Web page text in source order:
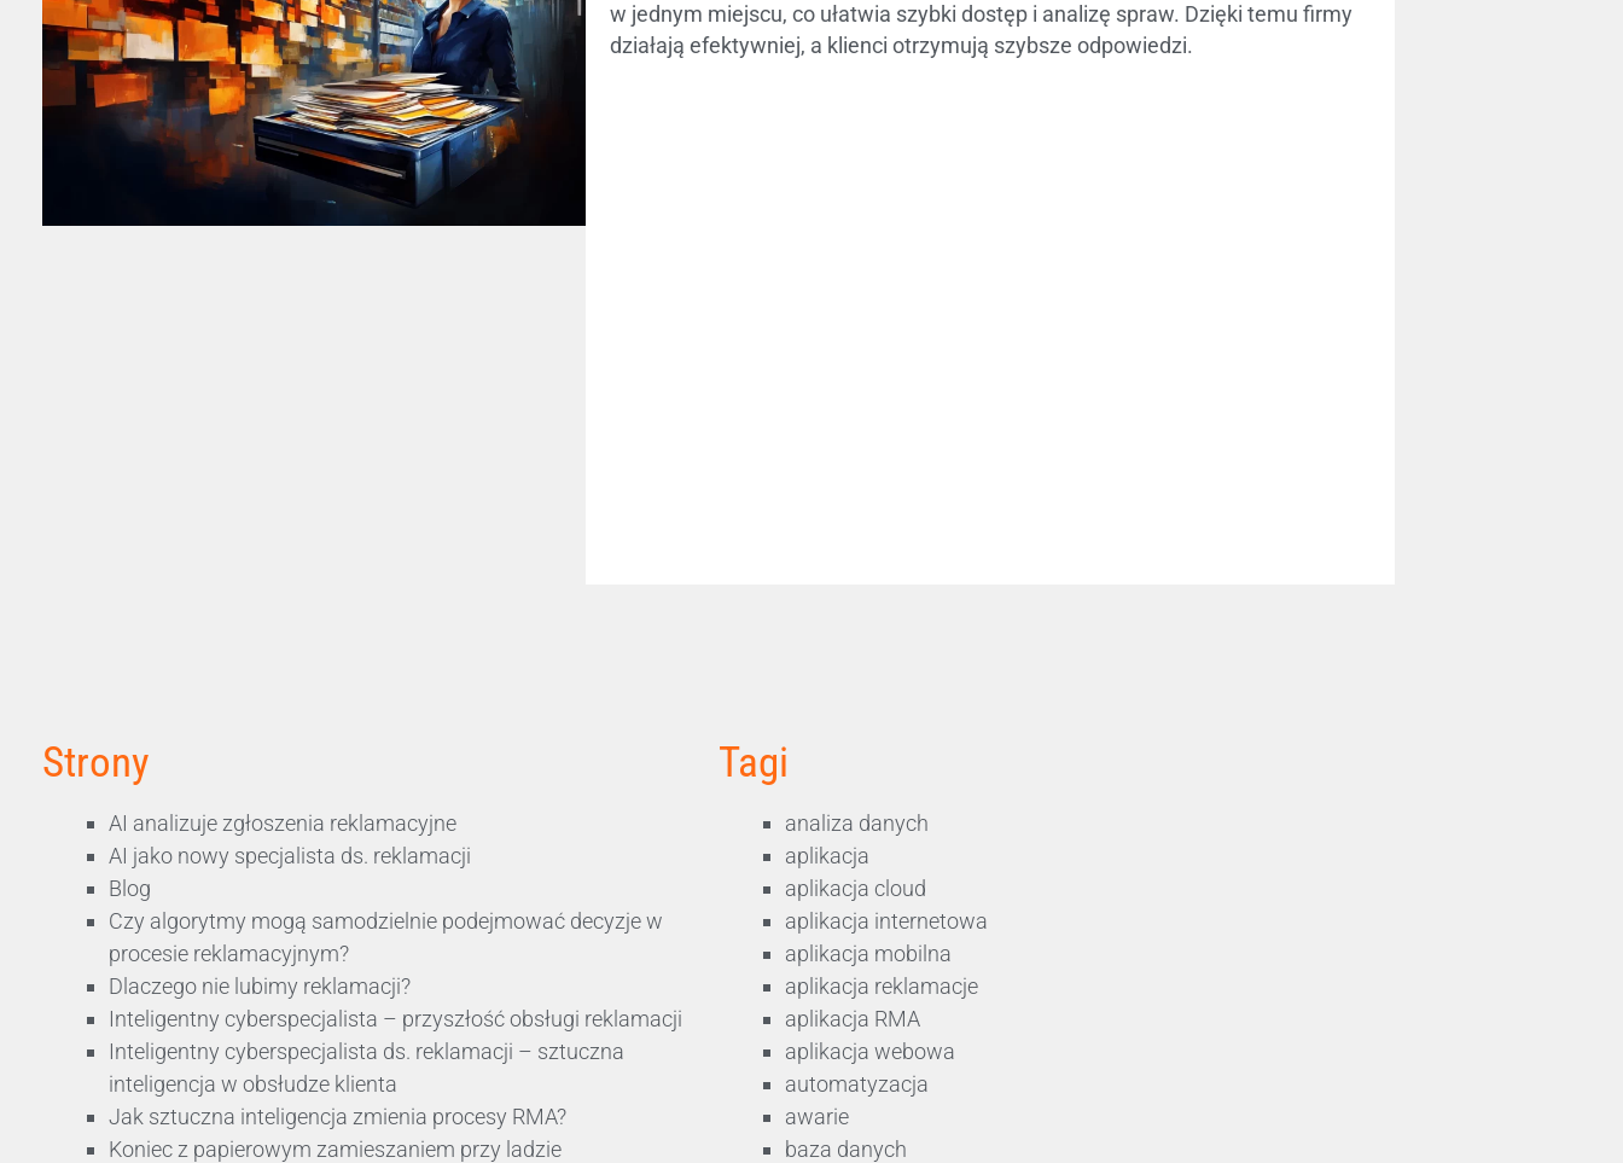
w jednym miejscu, co ułatwia szybki dostęp i analizę spraw. Dzięki temu firmy
działają efektywniej, a klienci otrzymują szybsze odpowiedzi.
Strony
AI analizuje zgłoszenia reklamacyjne
AI jako nowy specjalista ds. reklamacji
Blog
Czy algorytmy mogą samodzielnie podejmować decyzje w
procesie reklamacyjnym?
Dlaczego nie lubimy reklamacji?
Inteligentny cyberspecjalista – przyszłość obsługi reklamacji
Inteligentny cyberspecjalista ds. reklamacji – sztuczna
inteligencja w obsłudze klienta
Jak sztuczna inteligencja zmienia procesy RMA?
Koniec z papierowym zamieszaniem przy ladzie
Tagi
analiza danych
aplikacja
aplikacja cloud
aplikacja internetowa
aplikacja mobilna
aplikacja reklamacje
aplikacja RMA
aplikacja webowa
automatyzacja
awarie
baza danych